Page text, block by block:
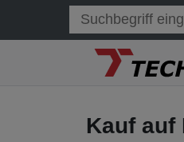
Kauf auf